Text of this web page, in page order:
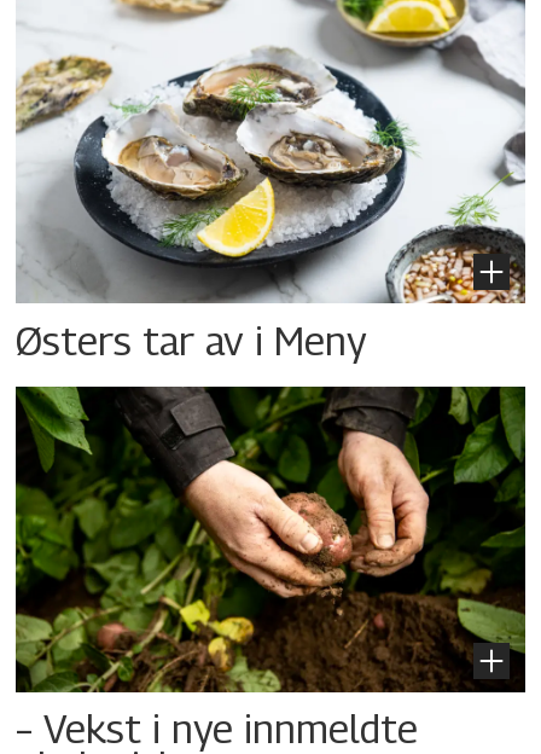
Østers tar av i Meny
– Vekst i nye innmeldte